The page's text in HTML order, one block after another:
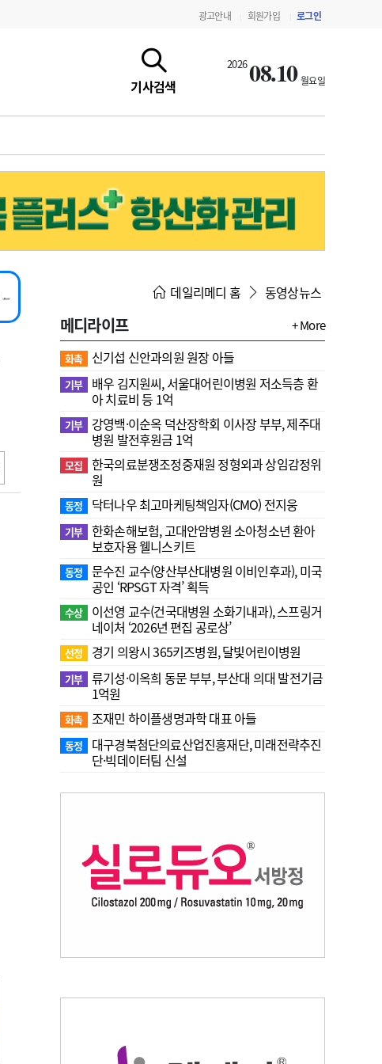
광고안내 회원가입 로그인
기사검색
202608.10 월요일
약제급여 심사 결과
데일리메디 홈 동영상뉴스
메디라이프 + More
화촉 신기섭 신안과의원 원장 아들
기부
배우 김지원씨, 서울대어린이병원 저소득층 환
아 치료비 등 1억
기부
강영백·이순옥 덕산장학회 이사장 부부, 제주대
병원 발전후원금 1억
모집
한국의료분쟁조정중재원 정형외과 상임감정위
원
동정 닥터나우 최고마케팅책임자(CMO) 전지웅
기부 한화손해보험, 고대안암병원 소아청소년 환아
보호자용 웰니스키트
동정
문수진 교수( 양산부산대병원 이비인후과), 미국
공인 ‘RPSGT 자격’ 획득
수상
이선영 교수(건국대병원 소화기내과), 스프링거
네이처 ‘2026년 편집 공로상’
선정 경기 의왕시 365키즈병원, 달빛어린이병원
기부 류기성·이옥희 동문 부부, 부산대 의대 발전기금
1억원
화촉 조재민 하이플생명과학 대표 아들
동정
대구경북첨단의료산업진흥재단, 미래전략추진
단·빅데이터팀 신설